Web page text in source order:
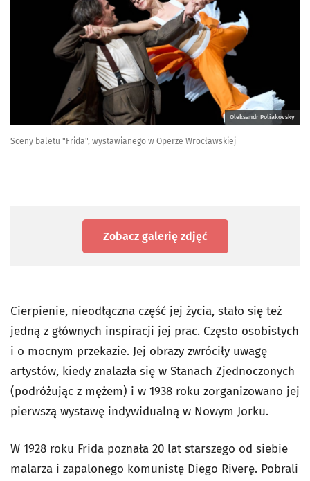
Oleksandr Poliakovsky
Sceny baletu "Frida", wystawianego w Operze Wrocławskiej
Zobacz galerię zdjęć
Cierpienie, nieodłączna część jej życia, stało się też
jedną z głównych inspiracji jej prac. Często osobistych
i o mocnym przekazie. Jej obrazy zwróciły uwagę
artystów, kiedy znalazła się w Stanach Zjednoczonych
(podróżując z mężem) i w 1938 roku zorganizowano jej
pierwszą wystawę indywidualną w Nowym Jorku.
W 1928 roku Frida poznała 20 lat starszego od siebie
malarza i zapalonego komunistę Diego Riverę. Pobrali